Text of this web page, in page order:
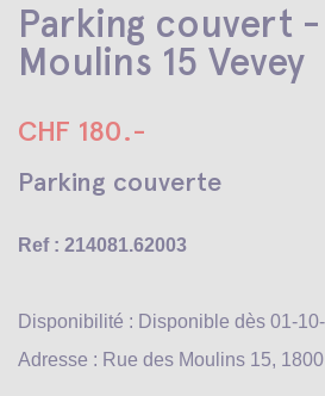
Parking couvert -
Moulins 15 Vevey
CHF 180.-
Parking couverte
Ref : 214081.62003
Disponibilité : Disponible dès 01-
Adresse : Rue des Moulins 15,